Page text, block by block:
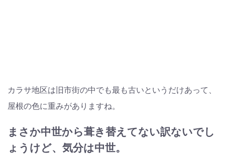
カラサ地区は旧市街の中でも最も古いというだけあって、
屋根の色に重みがありますね。
まさか中世から葺き替えてない訳ないでし
ょうけど、気分は中世。